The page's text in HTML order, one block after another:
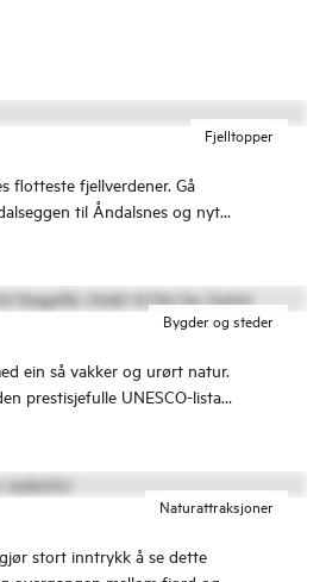
Fjelltopper
flotteste fjellverdener. Gå
til Åndalsnes og nyt
Bygder og steder
ein så vakker og urørt natur.
prestisjefulle UNESCO-lista
Naturattraksjoner
stort inntrykk å se dette